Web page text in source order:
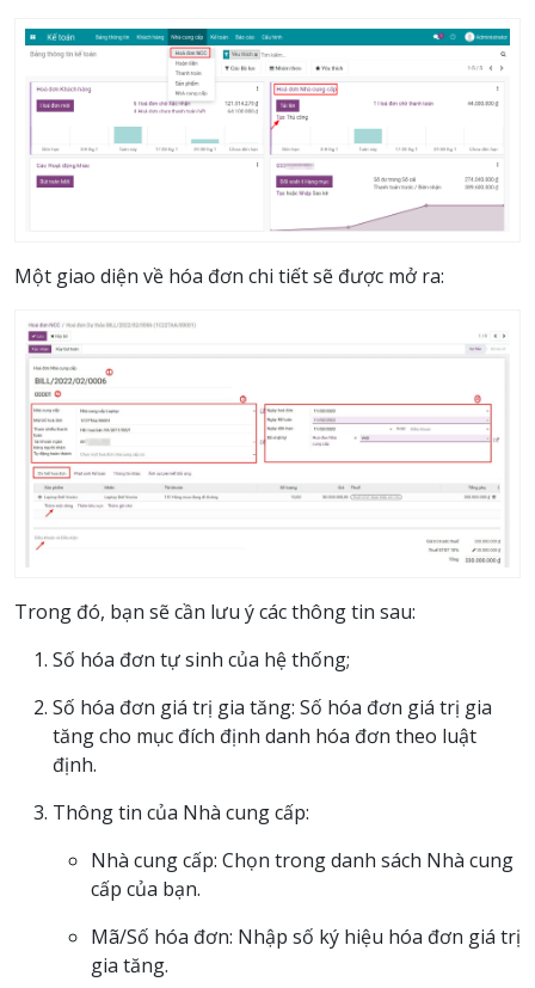
Một giao diện về hóa đơn chi tiết sẽ được mở ra:
Trong đó, bạn sẽ cần lưu ý các thông tin sau:
Số hóa đơn tự sinh của hệ thống;
Số hóa đơn giá trị gia tăng: Số hóa đơn giá trị gia
tăng cho mục đích định danh hóa đơn theo luật
định.
Thông tin của Nhà cung cấp:
Nhà cung cấp: Chọn trong danh sách Nhà cung
cấp của bạn.
Mã/Số hóa đơn: Nhập số ký hiệu hóa đơn giá trị
gia tăng.